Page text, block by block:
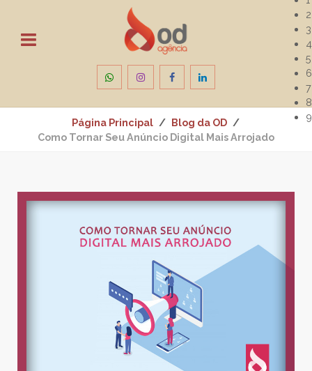
Página Principal
Blog da OD
Como Tornar Seu Anúncio Digital Mais Arrojado
2
3
4
5
6
7
8
9